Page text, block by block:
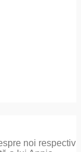
noi respectiv